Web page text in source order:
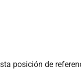
posición de